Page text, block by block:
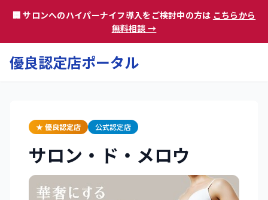
🏢 サロンへのハイパーナイフ導入をご検討中の方は こちらから
無料相談 →
優良認定店ポータル
★ 優良認定店 公式認定店
サロン・ド・メロウ